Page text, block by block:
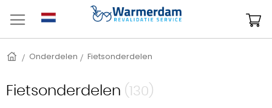
naar
inhoud
HomeOnderdelen Fietsonderdelen
Fietsonderdelen (130)